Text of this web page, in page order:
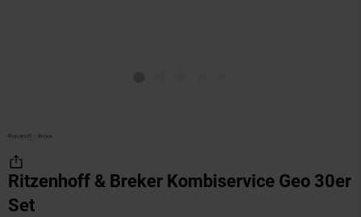
Ritzenhoff & Breker Kombiservice Geo 30er
Set